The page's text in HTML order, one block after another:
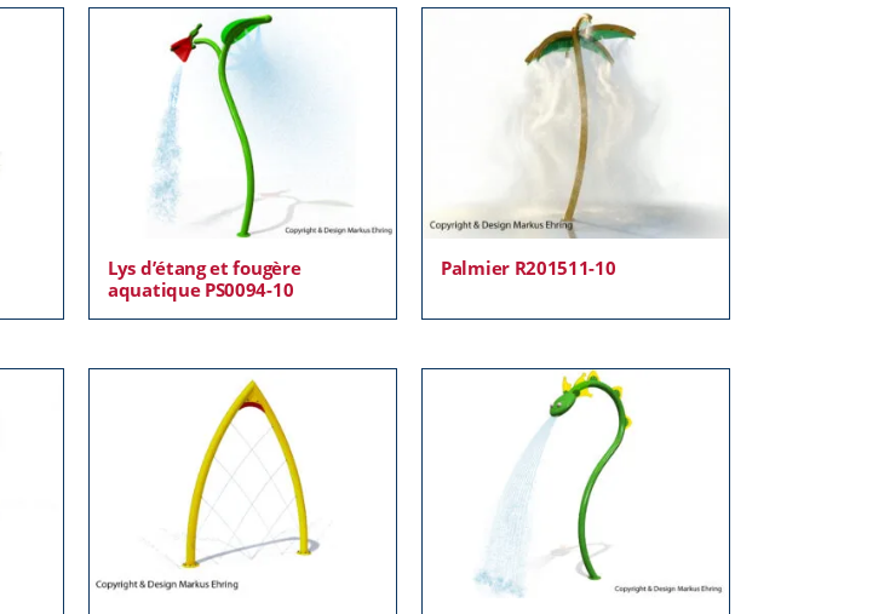
Lys d’étang et fougère
aquatique PS0094-10
Palmier R201511-10